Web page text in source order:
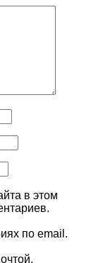
в этом
по email.